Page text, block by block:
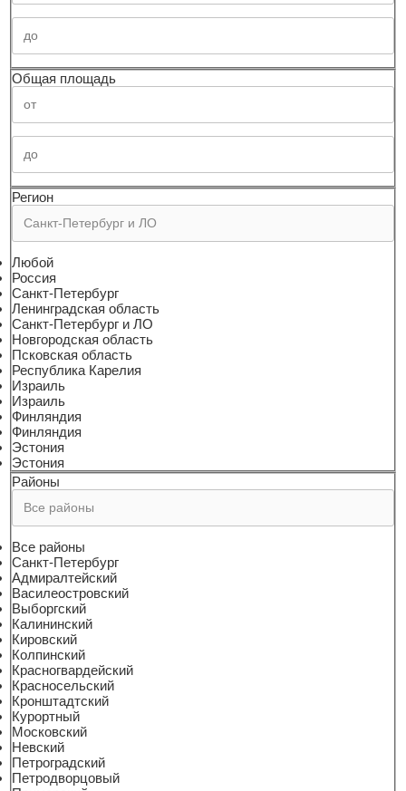
Общая площадь
Регион
Любой
Россия
Санкт-Петербург
Ленинградская область
Санкт-Петербург и ЛО
Новгородская область
Псковская область
Республика Карелия
Израиль
Израиль
Финляндия
Финляндия
Эстония
Эстония
Районы
Все районы
Санкт-Петербург
Адмиралтейский
Василеостровский
Выборгский
Калининский
Кировский
Колпинский
Красногвардейский
Красносельский
Кронштадтский
Курортный
Московский
Невский
Петроградский
Петродворцовый